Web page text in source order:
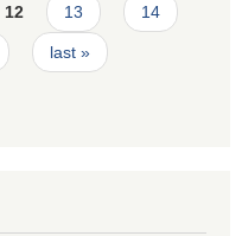
12 13 14
last »